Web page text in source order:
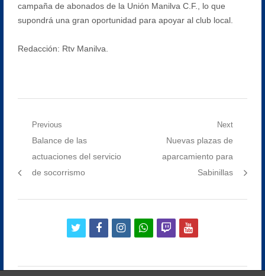
campaña de abonados de la Unión Manilva C.F., lo que
supondrá una gran oportunidad para apoyar al club local.
Redacción: Rtv Manilva.
Navegación
entradas
Previous
Previous
post:
Balance de las
actuaciones del servicio
de socorrismo
Next
Next
post:
Nuevas plazas de
aparcamiento para
Sabinillas
twitterfacebookinstagramwhatsapp
twitchyoutube